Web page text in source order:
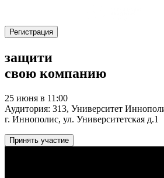
Регистрация
защити
свою компанию
25 июня в 11:00
Аудитория: 313, Университет
г. Иннополис, ул. Университетская д.1
Принять участие